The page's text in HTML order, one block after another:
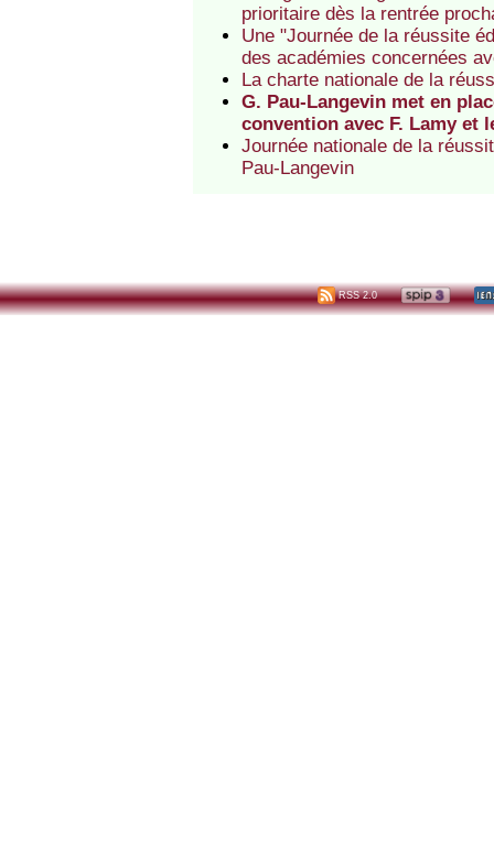
prioritaire dès la rentrée
Une "Journée de la réussite
des académies concernées
La charte nationale de la
G. Pau-Langevin met en
convention avec F. Lamy et
Journée nationale de la
Pau-Langevin
RSS 2.0